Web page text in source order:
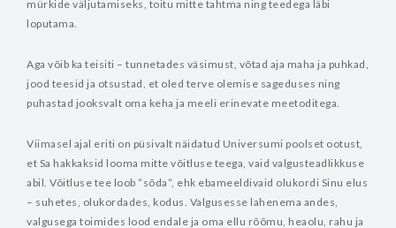
mürkide väljutamiseks, toitu mitte tahtma ning teedega läbi
loputama.
Aga võib ka teisiti – tunnetades väsimust, võtad aja maha ja puhkad,
jood teesid ja otsustad, et oled terve olemise sageduses ning
puhastad jooksvalt oma keha ja meeli erinevate meetoditega.
Viimasel ajal eriti on püsivalt näidatud Universumi poolset ootust,
et Sa hakkaksid looma mitte võitluse teega, vaid valgusteadlikkuse
abil. Võitluse tee loob “sõda”, ehk ebameeldivaid olukordi Sinu elus
– suhetes, olukordades, kodus. Valgusesse lahenema andes,
valgusega toimides lood endale ja oma ellu rõõmu, heaolu, rahu ja